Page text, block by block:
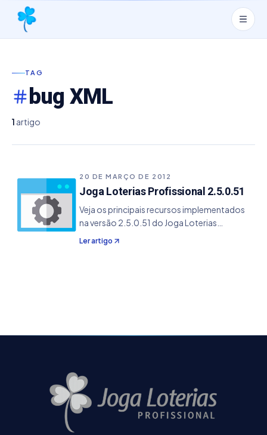
TAG
bug XML
1 artigo
20 DE MARÇO DE 2012
Joga Loterias Profissional 2.5.0.51
Veja os principais recursos implementados
na versão 2.5.0.51 do Joga Loterias
Profissional. - Resolvido problema no XML de
notificação de atualização que ocorria em
Ler artigo